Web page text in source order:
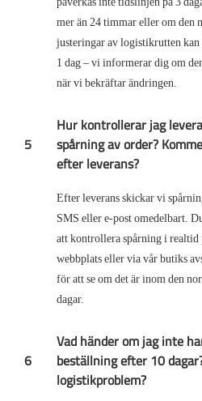
mer än 24 timmar eller om den
justeringar av logistikrutten kan
1 dag – vi informerar dig om
när vi bekräftar ändringen.
5
Hur kontrollerar jag
spårning av order?
efter leverans?
Efter leverans skickar vi
SMS eller e-post omedelbart.
att kontrollera spårning i
webbplats eller via vår butiks
för att se om det är inom den
dagar.
6
Vad händer om jag inte
beställning efter 10
logistikproblem?